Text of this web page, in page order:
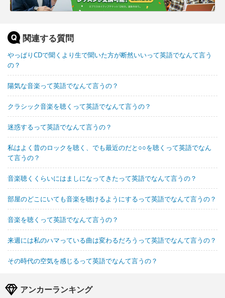
関連する質問
やっぱりCDで聞くより生で聞いた方が断然いいって英語でなんて言う
の？
陽気な音楽って英語でなんて言うの？
クラシック音楽を聴くって英語でなんて言うの？
迷惑するって英語でなんて言うの？
私はよく昔のロックを聴く、でも最近のだと○○を聴くって英語でなん
て言うの？
音楽聴くくらいにはましになってきたって英語でなんて言うの？
部屋のどこにいても音楽を聴けるようにするって英語でなんて言うの？
音楽を聴くって英語でなんて言うの？
来週には私のハマっている曲は変わるだろうって英語でなんて言うの？
その時代の空気を感じるって英語でなんて言うの？
アンカーランキング